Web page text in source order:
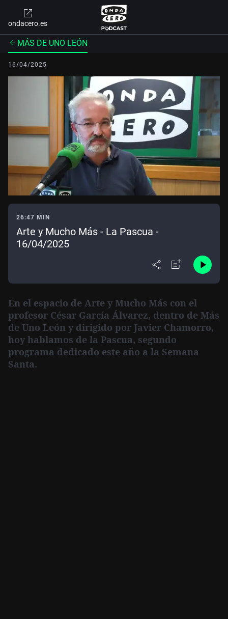
ondacero.es
MÁS DE UNO LEÓN
16/04/2025
26:47 MIN
Arte y Mucho Más - La Pascua -
16/04/2025
En el espacio de Arte y Mucho Más con el
profesor César García Álvarez, dentro de Más
de Uno León y dirigido por Javier Chamorro,
hoy hablamos de la Pascua, segundo
programa dedicado este año a la Semana
Santa.